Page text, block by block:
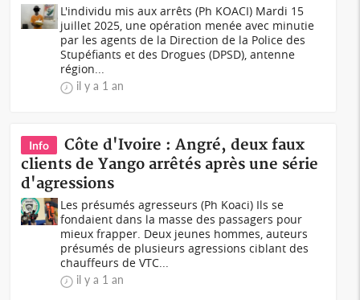
L'individu mis aux arrêts (Ph KOACI) Mardi 15
juillet 2025, une opération menée avec minutie
par les agents de la Direction de la Police des
Stupéfiants et des Drogues (DPSD), antenne
région...
il y a 1 an
Info
Côte d'Ivoire : Angré, deux faux
clients de Yango arrêtés après une série
d'agressions
Les présumés agresseurs (Ph Koaci) Ils se
fondaient dans la masse des passagers pour
mieux frapper. Deux jeunes hommes, auteurs
présumés de plusieurs agressions ciblant des
chauffeurs de VTC...
il y a 1 an